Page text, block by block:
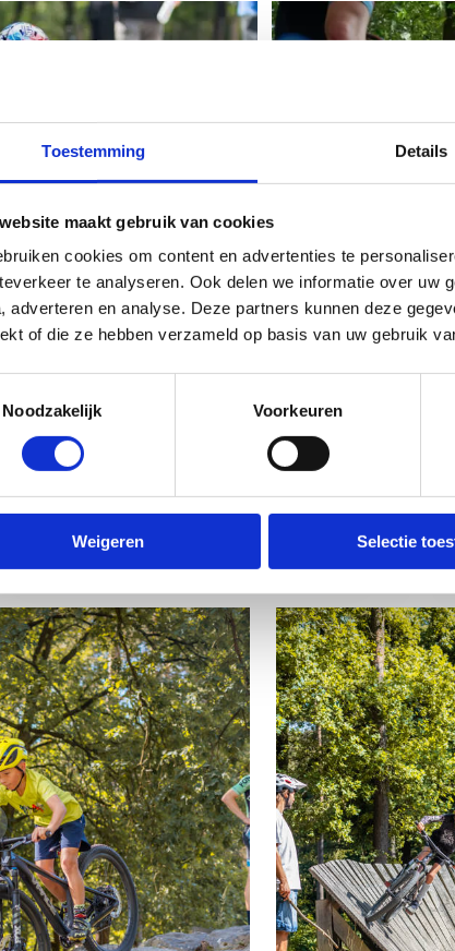
Toestemming Details
maakt gebruik van cookies
cookies om content en advertenties te
te analyseren. Ook delen we informatie over uw
adverteren en analyse. Deze partners kunnen deze
of die ze hebben verzameld op basis van uw gebruik
Noodzakelijk
Voorkeuren
Weigeren Selectie
de
van
pumptrack
Leer coole
in het
Schrijf je nu in voor deze lessenreeks